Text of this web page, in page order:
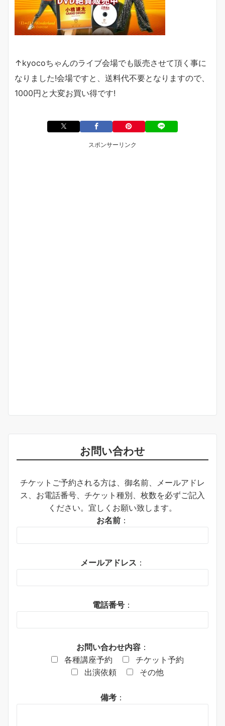
↑kyocoちゃんのライブ会場でも販売させて頂く事に
なりました!会場ですと、送料代不要となりますので、
1000円と大変お買い得です!
スポンサーリンク
お問い合わせ
チケットご予約される方は、御名前、メールアドレ
ス、お電話番号、チケット種別、枚数を必ずご記入
ください。宜しくお願い致します。
お名前 ：
メールアドレス ：
電話番号 ：
お問い合わせ内容 ：
各種講座予約
チケット予約
出演依頼
その他
備考 ：